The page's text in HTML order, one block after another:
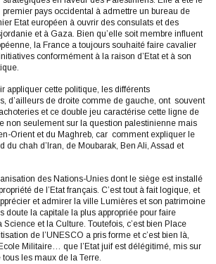
premier pays occidental à admettre un bureau de
Etat européen à ouvrir des consulats et des
et à Gaza. Bien qu’elle soit membre influent
la France a toujours souhaité faire cavalier
conformément à la raison d’Etat et à son
appliquer cette politique, les différents
d’ailleurs de droite comme de gauche, ont souvent
et ce double jeu caractérise cette ligne de
non seulement sur la question palestinienne mais
Orient et du Maghreb, car comment expliquer le
du chah d’Iran, de Moubarak, Ben Ali, Assad et
des Nations-Unies dont le siège est installé
de l’Etat français. C’est tout à fait logique, et
et admirer la ville Lumières et son patrimoine
doute la capitale la plus appropriée pour faire
Science et la Culture. Toutefois, c’est bien Place
de l’UNESCO a pris forme et c’est bien là,
Militaire… que l’Etat juif est délégitimé, mis sur
tous les maux de la Terre.